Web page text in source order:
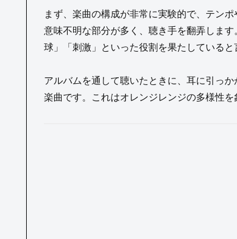
まず、楽曲の構成が非常に実験的で、テン
意味不明な部分が多く、聴き手を翻弄しま
球」「刺激」といった役割を果たしていると
アルバムを通して聴いたときに、耳に引っ
楽曲です。これはオレンジレンジの多様性